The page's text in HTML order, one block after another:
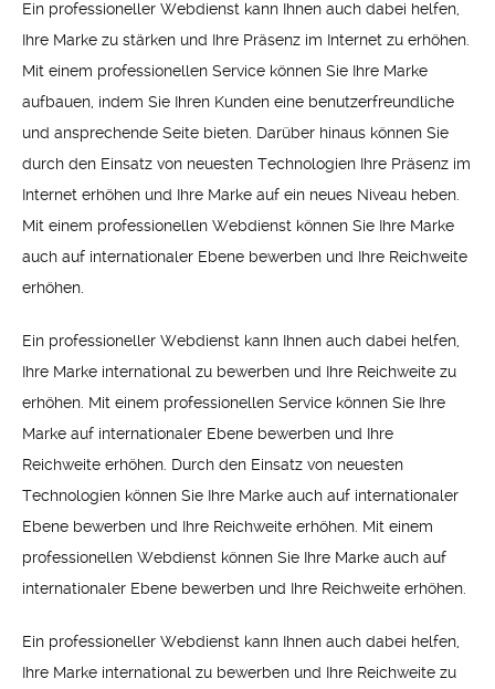
Ein professioneller Webdienst kann Ihnen auch dabei helfen,
Ihre Marke zu stärken und Ihre Präsenz im Internet zu erhöhen.
Mit einem professionellen Service können Sie Ihre Marke
aufbauen, indem Sie Ihren Kunden eine benutzerfreundliche
und ansprechende Seite bieten. Darüber hinaus können Sie
durch den Einsatz von neuesten Technologien Ihre Präsenz im
Internet erhöhen und Ihre Marke auf ein neues Niveau heben.
Mit einem professionellen Webdienst können Sie Ihre Marke
auch auf internationaler Ebene bewerben und Ihre Reichweite
erhöhen.
Ein professioneller Webdienst kann Ihnen auch dabei helfen,
Ihre Marke international zu bewerben und Ihre Reichweite zu
erhöhen. Mit einem professionellen Service können Sie Ihre
Marke auf internationaler Ebene bewerben und Ihre
Reichweite erhöhen. Durch den Einsatz von neuesten
Technologien können Sie Ihre Marke auch auf internationaler
Ebene bewerben und Ihre Reichweite erhöhen. Mit einem
professionellen Webdienst können Sie Ihre Marke auch auf
internationaler Ebene bewerben und Ihre Reichweite erhöhen.
Ein professioneller Webdienst kann Ihnen auch dabei helfen,
Ihre Marke international zu bewerben und Ihre Reichweite zu